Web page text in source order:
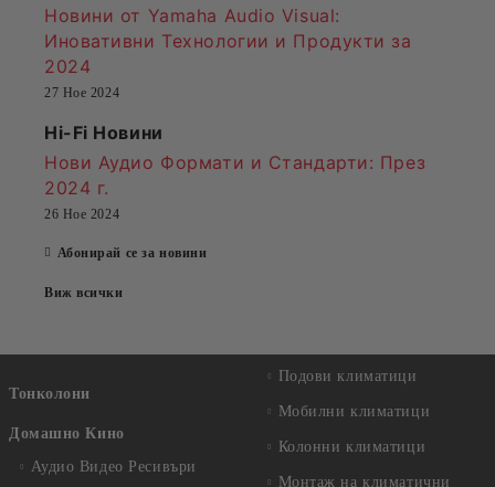
Новини от Yamaha Audio Visual:
Иновативни Технологии и Продукти за
2024
27 Ное 2024
Hi-Fi Новини
Нови Аудио Формати и Стандарти: През
2024 г.
26 Ное 2024
Абонирай се за новини
Виж всички
Тонколони
Домашно Кино
Аудио Видео Рeсивъри
Подови климатици
Мобилни климатици
Колонни климатици
Монтаж на климатични